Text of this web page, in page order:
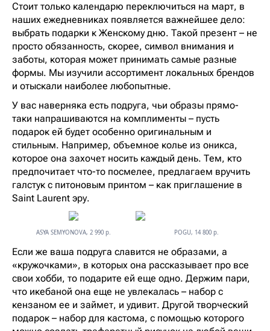
Стоит только календарю переключиться на март, в
наших ежедневниках появляется важнейшее дело:
выбрать подарки к Женскому дню. Такой презент – не
просто обязанность, скорее, символ внимания и
заботы, которая может принимать самые разные
формы. Мы изучили ассортимент локальных брендов
и отыскали наиболее любопытные.
У вас наверняка есть подруга, чьи образы прямо-
таки напрашиваются на комплименты – пусть
подарок ей будет особенно оригинальным и
стильным. Например, объемное колье из оникса,
которое она захочет носить каждый день. Тем, кто
предпочитает что-то посмелее, предлагаем вручить
галстук с питоновым принтом – как приглашение в
Saint Laurent эру.
ASYA SEMYONOVA, 2 990 р. POGU, 14 800 р.
Если же ваша подруга славится не образами, а
«кружочками», в которых она рассказывает про все
свои хобби, то подарите ей еще одно. Держим пари,
что икебаной она еще не увлекалась – набор с
кензаном ее и займет, и удивит. Другой творческий
подарок – набор для кастома, с помощью которого